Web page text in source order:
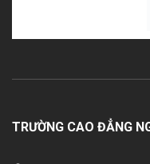
TRƯỜNG CAO ĐẲNG